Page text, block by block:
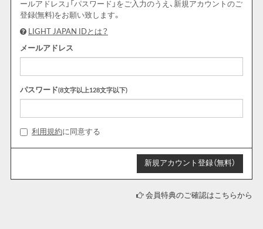
ールアドレス」「パスワード」をご入力のうえ、新規アカウントのご
登録(無料)をお願い致します。
LIGHT JAPAN IDとは？
メールアドレス
パスワード(8文字以上128文字以下)
利用規約に同意する
会員特典のご確認はこちらから